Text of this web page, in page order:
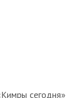
сегодня»